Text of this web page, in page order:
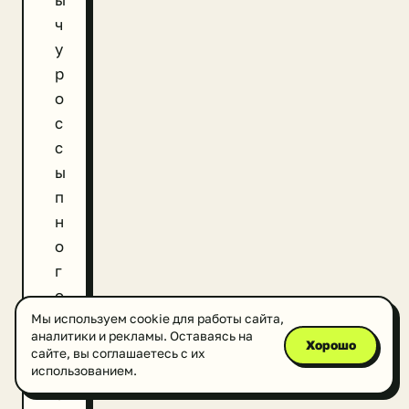
ч
у
р
о
с
с
ы
п
н
о
г
о
з
о
л
о
Мы используем cookie для работы сайта,
аналитики и рекламы. Оставаясь на
сайте, вы соглашаетесь с их
использованием.
Хорошо